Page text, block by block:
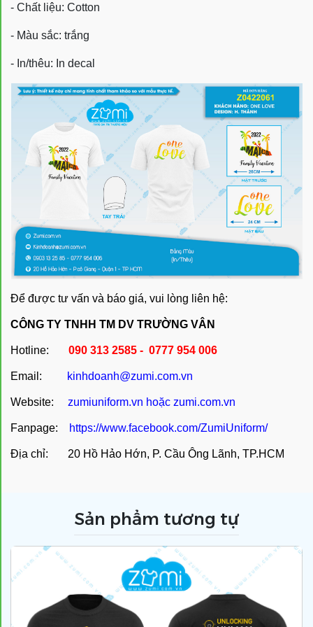
- Chất liệu: Cotton
- Màu sắc: trắng
- In/thêu: In decal
Để được tư vấn và báo giá, vui lòng liên hệ:
CÔNG TY TNHH TM DV TRƯỜNG VÂN
Hotline: 090 313 2585 - 0777 954 006
Email: kinhdoanh@zumi.com.vn
Website: zumiuniform.vn hoặc zumi.com.vn
Fanpage: https://www.facebook.com/ZumiUniform/
Địa chỉ: 20 Hồ Hảo Hớn, P. Cầu Ông Lãnh, TP.HCM
Sản phẩm tương tự